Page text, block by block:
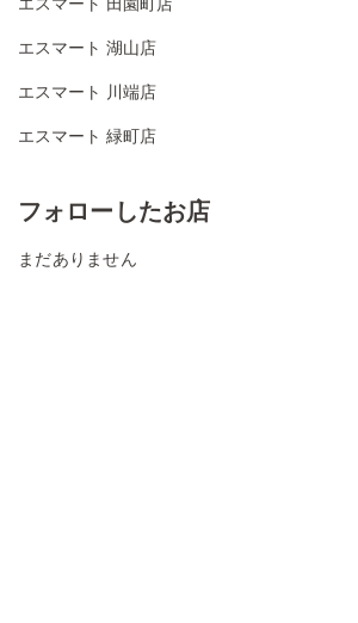
エスマート 湖山店
エスマート 川端店
エスマート 緑町店
フォローしたお店
まだありません